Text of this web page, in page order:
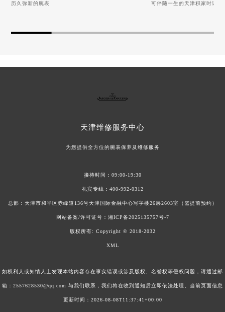
历久弥新的腕表
历久弥新的腕表
可伴随一生的天津积家时计
可伴随一生的天津积家时计
天津维修服务中心
为您提供全方位的腕表保养及维修服务
接待时间：09:00-19:30
礼宾专线： 400-992-0312
总部：天津市和平区赤峰道136号天津国际金融中心写字楼26层2603室（需提前预约）
网站备案/许可证号： 湘ICP备2025135757号-7
版权所有: Copyright © 2018-2032
XML
如权利人或知情人士发现本站内容存在事实错误或涉及版权、名誉权等侵权问题，请通过邮
箱：2557628530@qq.com 与我们联系，我们将在收到通知后立即依法处理。当前页面信息
更新时间：2026-08-08T11:37:41+00:00